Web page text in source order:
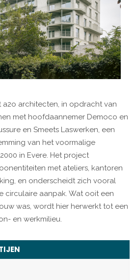
a2o architecten, in opdracht van
met hoofdaannemer Democo en
en Smeets Laswerken, een
van het voormalige
in Evere. Het project
met ateliers, kantoren
en onderscheidt zich vooral
circulaire aanpak. Wat ooit een
was, wordt hier herwerkt tot een
en werkmilieu.